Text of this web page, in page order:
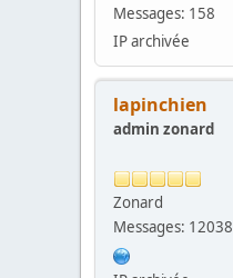
Messages: 158
IP archivée
lapinchien
admin zonard
Zonard
Messages: 12038